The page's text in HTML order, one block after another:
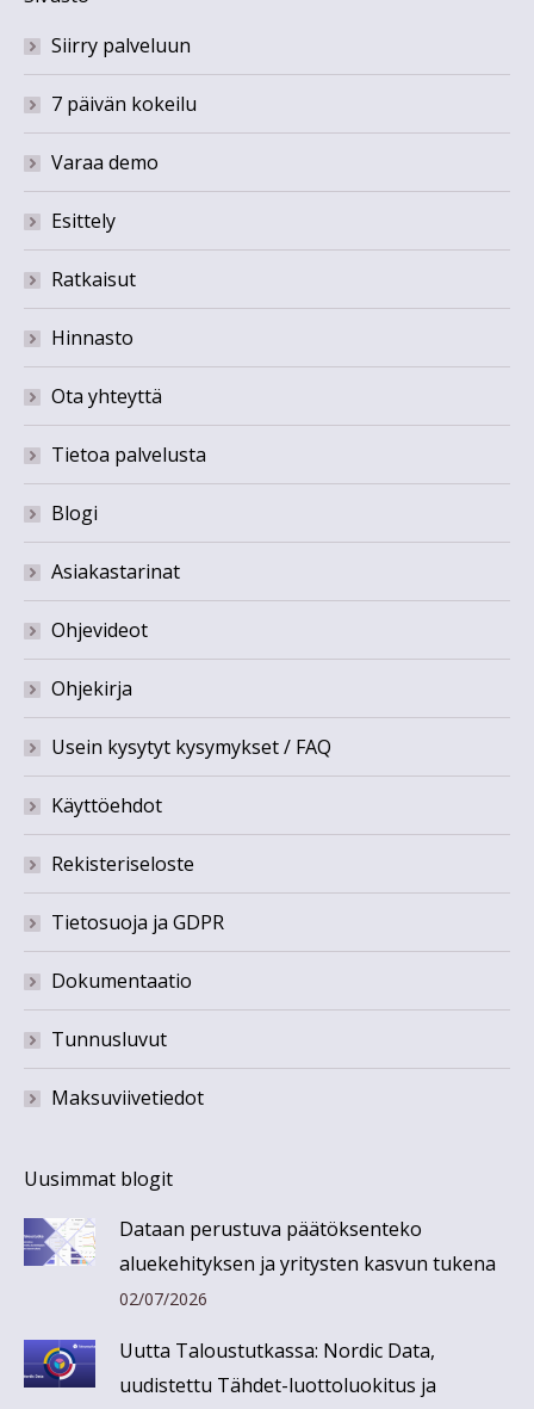
Siirry palveluun
7 päivän kokeilu
Varaa demo
Esittely
Ratkaisut
Hinnasto
Ota yhteyttä
Tietoa palvelusta
Blogi
Asiakastarinat
Ohjevideot
Ohjekirja
Usein kysytyt kysymykset / FAQ
Käyttöehdot
Rekisteriseloste
Tietosuoja ja GDPR
Dokumentaatio
Tunnusluvut
Maksuviivetiedot
Uusimmat blogit
Dataan perustuva päätöksenteko
aluekehityksen ja yritysten kasvun tukena
02/07/2026
Uutta Taloustutkassa: Nordic Data,
uudistettu Tähdet-luottoluokitus ja